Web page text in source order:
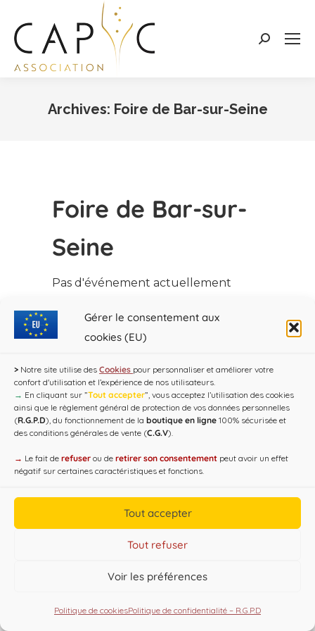
Gérer le consentement aux
cookies (EU)
> Notre site utilise des Cookies pour personnaliser et améliorer votre
confort d'utilisation et l’expérience de nos utilisateurs.
→ En cliquant sur ”Tout accepter”, vous acceptez l’utilisation des cookies
ainsi que le règlement général de protection de vos données personnelles
(R.G.P.D), du fonctionnement de la boutique en ligne 100% sécurisée et
des conditions générales de vente (C.G.V).
→ Le fait de refuser ou de retirer son consentement peut avoir un effet
négatif sur certaines caractéristiques et fonctions.
Tout accepter
Tout refuser
Voir les préférences
Politique de cookiesPolitique de confidentialité – R.G.P.D
Search:
Archives: Foire de Bar-sur-Seine
Foire de Bar-sur-
Seine
Pas d'événement actuellement
Copyright CAP'C 2019